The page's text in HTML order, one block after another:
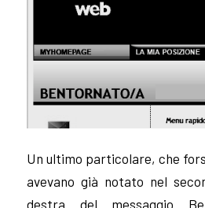
Un ultimo particolare, che
avevano già notato nel
destra del messaggio